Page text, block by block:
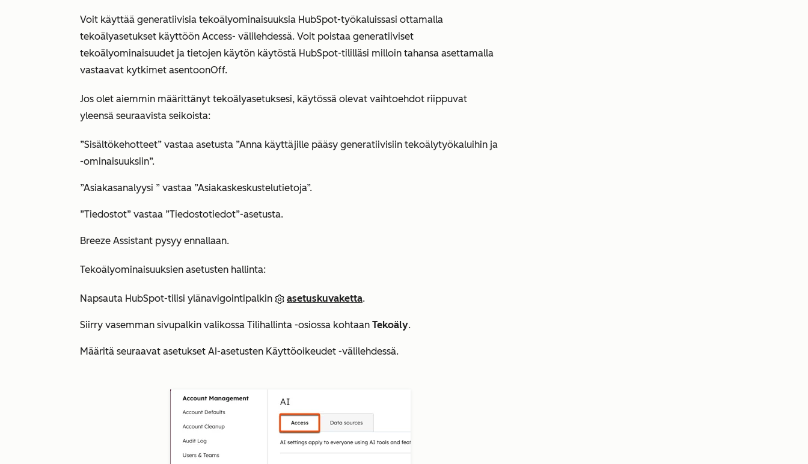
Voit käyttää generatiivisia tekoälyominaisuuksia HubSpot-työkaluissasi ottamalla
tekoälyasetukset käyttöön Access- välilehdessä. Voit poistaa generatiiviset
tekoälyominaisuudet ja tietojen käytön käytöstä HubSpot-tililläsi milloin tahansa asettamalla
vastaavat kytkimet asentoonOff.
Jos olet aiemmin määrittänyt tekoälyasetuksesi, käytössä olevat vaihtoehdot riippuvat
yleensä seuraavista seikoista:
”Sisältökehotteet” vastaa asetusta ”Anna käyttäjille pääsy generatiivisiin tekoälytyökaluihin ja
-ominaisuuksiin”.
”Asiakasanalyysi ” vastaa ”Asiakaskeskustelutietoja”.
”Tiedostot” vastaa ”Tiedostotiedot”-asetusta.
Breeze Assistant pysyy ennallaan.
Tekoälyominaisuuksien asetusten hallinta:
Napsauta HubSpot-tilisi ylänavigointipalkin asetuskuvaketta.
Siirry vasemman sivupalkin valikossa Tilihallinta -osiossa kohtaan Tekoäly.
Määritä seuraavat asetukset AI-asetusten Käyttöoikeudet -välilehdessä.